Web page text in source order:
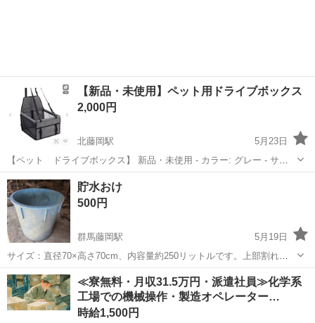
【新品・未使用】ペット用ドライブボックス
2,000円
北藤岡駅
5月23日
【ペット ドライブボックス】 新品・未使用 - カラー: グレー - サイ
ズ: 約7kgまで対応 - 特徴: 取り付け簡単、安定性あり 【商品説明】 ペ
ットと一緒にドライブが楽しめる、ペット用ドライブボックス。 座席
固...
群馬 藤岡市 北藤岡駅
貯水おけ
500円
群馬藤岡駅
5月19日
サイズ：直径70×高さ70cm、内容量約250リットルです。上部割れ目
がありますが十分仕えます。同じものが2個ありますが、単価です。
群馬 藤岡市 群馬藤岡駅 その他
≪寮無料・月収31.5万円・派遣社員≫化学系
工場での機械操作・製造オペレーター…
時給1,500円